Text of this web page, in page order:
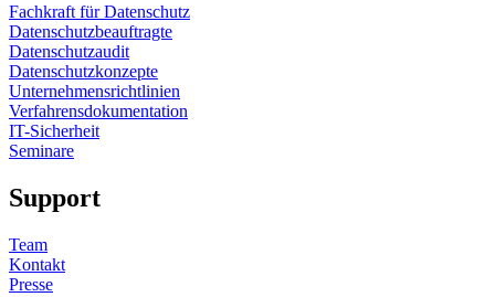
Fachkraft für Datenschutz
Datenschutzbeauftragte
Datenschutzaudit
Datenschutzkonzepte
Unternehmensrichtlinien
Verfahrensdokumentation
IT-Sicherheit
Seminare
Support
Team
Kontakt
Presse